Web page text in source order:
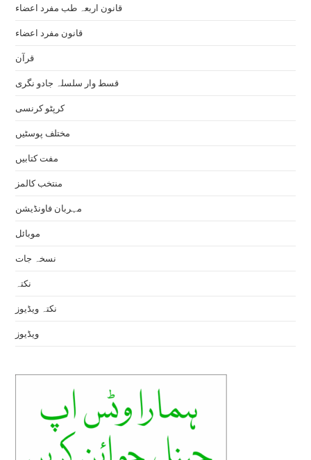
قانون اربعہ طب مفرد اعضاء
قانون مفرد اعضاء
قرآن
قسط وار سلسلہ جادو نگری
کرپٹو کرنسی
مختلف پوسٹیں
مفت کتابیں
منتخب کالمز
مہربان فاونڈیشن
موبائل
نسخہ جات
نکتہ
نکتہ ویڈیوز
ویڈیوز